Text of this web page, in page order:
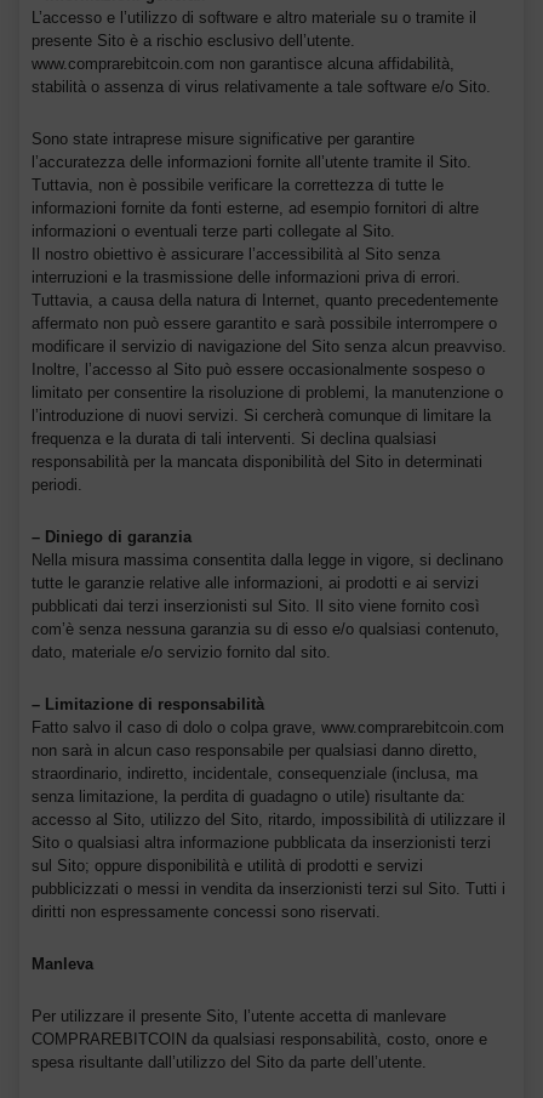
L’accesso e l’utilizzo di software e altro materiale su o tramite il
presente Sito è a rischio esclusivo dell’utente.
www.comprarebitcoin.com non garantisce alcuna affidabilità,
stabilità o assenza di virus relativamente a tale software e/o Sito.
Sono state intraprese misure significative per garantire
l’accuratezza delle informazioni fornite all’utente tramite il Sito.
Tuttavia, non è possibile verificare la correttezza di tutte le
informazioni fornite da fonti esterne, ad esempio fornitori di altre
informazioni o eventuali terze parti collegate al Sito.
Il nostro obiettivo è assicurare l’accessibilità al Sito senza
interruzioni e la trasmissione delle informazioni priva di errori.
Tuttavia, a causa della natura di Internet, quanto precedentemente
affermato non può essere garantito e sarà possibile interrompere o
modificare il servizio di navigazione del Sito senza alcun preavviso.
Inoltre, l’accesso al Sito può essere occasionalmente sospeso o
limitato per consentire la risoluzione di problemi, la manutenzione o
l’introduzione di nuovi servizi. Si cercherà comunque di limitare la
frequenza e la durata di tali interventi. Si declina qualsiasi
responsabilità per la mancata disponibilità del Sito in determinati
periodi.
– Diniego di garanzia
Nella misura massima consentita dalla legge in vigore, si declinano
tutte le garanzie relative alle informazioni, ai prodotti e ai servizi
pubblicati dai terzi inserzionisti sul Sito. Il sito viene fornito così
com’è senza nessuna garanzia su di esso e/o qualsiasi contenuto,
dato, materiale e/o servizio fornito dal sito.
– Limitazione di responsabilità
Fatto salvo il caso di dolo o colpa grave, www.comprarebitcoin.com
non sarà in alcun caso responsabile per qualsiasi danno diretto,
straordinario, indiretto, incidentale, consequenziale (inclusa, ma
senza limitazione, la perdita di guadagno o utile) risultante da:
accesso al Sito, utilizzo del Sito, ritardo, impossibilità di utilizzare il
Sito o qualsiasi altra informazione pubblicata da inserzionisti terzi
sul Sito; oppure disponibilità e utilità di prodotti e servizi
pubblicizzati o messi in vendita da inserzionisti terzi sul Sito. Tutti i
diritti non espressamente concessi sono riservati.
Manleva
Per utilizzare il presente Sito, l’utente accetta di manlevare
COMPRAREBITCOIN da qualsiasi responsabilità, costo, onore e
spesa risultante dall’utilizzo del Sito da parte dell’utente.